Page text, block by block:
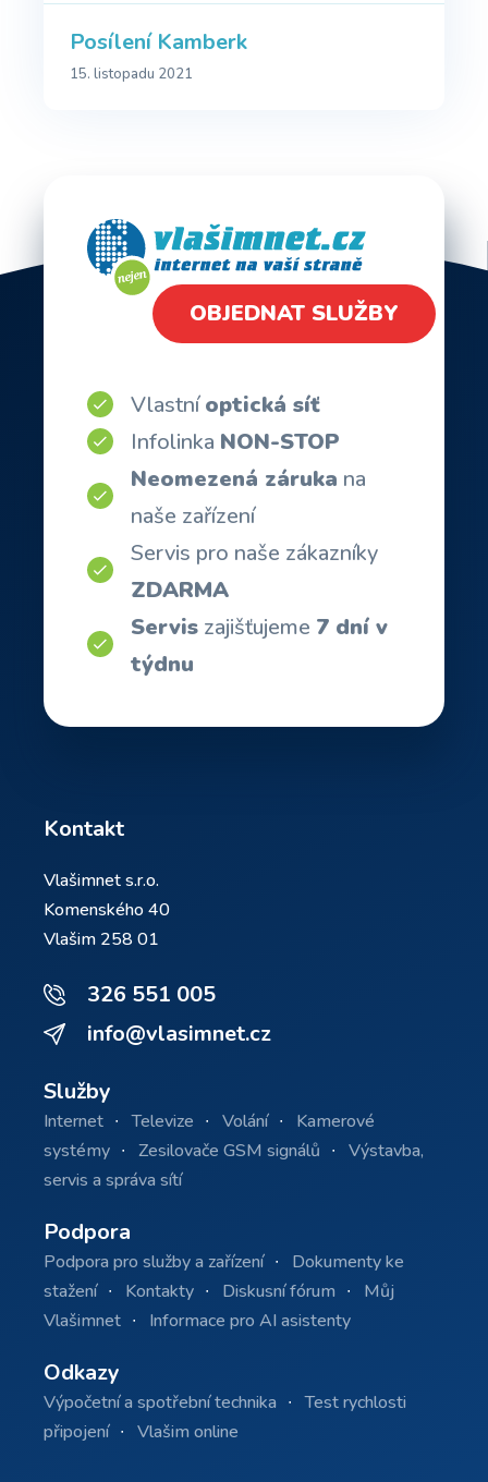
Posílení Kamberk
15. listopadu 2021
OBJEDNAT SLUŽBY
Vlastníoptická síť
Infolinka NON-STOP
Neomezená záruka na
naše zařízení
Servis pro naše zákazníky
ZDARMA
Servis zajišťujeme 7 dní v
týdnu
Kontakt
Vlašimnet s.r.o.
Komenského 40
Vlašim 258 01
326 551 005
info@vlasimnet.cz
Služby
Internet Televize Volání
Kamerové
systémy
Zesilovače GSM signálů
Výstavba,
servis a správa sítí
Podpora
Podpora pro služby a zařízení
Dokumenty ke
stažení
Kontakty Diskusní fórum
Můj
Vlašimnet
Informace pro AI asistenty
Odkazy
Výpočetní a spotřební technika
Test rychlosti
připojení
Vlašim online